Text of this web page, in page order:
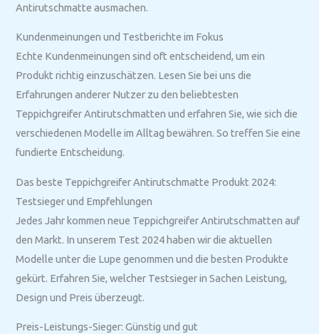
Antirutschmatte ausmachen.
Kundenmeinungen und Testberichte im Fokus
Echte Kundenmeinungen sind oft entscheidend, um ein
Produkt richtig einzuschätzen. Lesen Sie bei uns die
Erfahrungen anderer Nutzer zu den beliebtesten
Teppichgreifer Antirutschmatten und erfahren Sie, wie sich die
verschiedenen Modelle im Alltag bewähren. So treffen Sie eine
fundierte Entscheidung.
Das beste Teppichgreifer Antirutschmatte Produkt 2024:
Testsieger und Empfehlungen
Jedes Jahr kommen neue Teppichgreifer Antirutschmatten auf
den Markt. In unserem Test 2024 haben wir die aktuellen
Modelle unter die Lupe genommen und die besten Produkte
gekürt. Erfahren Sie, welcher Testsieger in Sachen Leistung,
Design und Preis überzeugt.
Preis-Leistungs-Sieger: Günstig und gut